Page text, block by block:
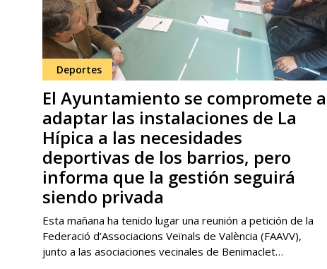
Deportes
El Ayuntamiento se compromete a
adaptar las instalaciones de La
Hípica a las necesidades
deportivas de los barrios, pero
informa que la gestión seguirá
siendo privada
Esta mañana ha tenido lugar una reunión a petición de la
Federació d’Associacions Veïnals de València (FAAVV),
junto a las asociaciones vecinales de Benimaclet…